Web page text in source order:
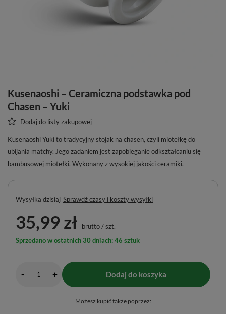
Kusenaoshi – Ceramiczna podstawka pod
Chasen – Yuki
Dodaj do listy zakupowej
Kusenaoshi Yuki to tradycyjny stojak na chasen, czyli miotełkę do
ubijania matchy. Jego zadaniem jest zapobieganie odkształcaniu się
bambusowej miotełki. Wykonany z wysokiej jakości ceramiki.
Wysyłka dzisiaj Sprawdź czasy i koszty wysyłki
35,99 zł brutto/szt.
Sprzedano w ostatnich 30 dniach: 46 sztuk
- + Dodaj do koszyka
Możesz kupić także poprzez: